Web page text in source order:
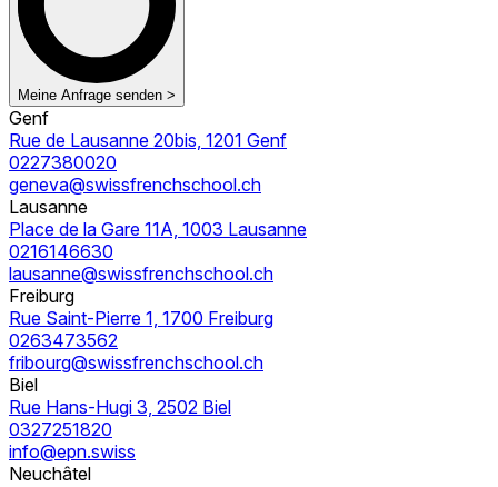
Meine Anfrage senden >
Genf
Rue de Lausanne 20bis, 1201 Genf
0227380020
geneva@swissfrenchschool.ch
Lausanne
Place de la Gare 11A, 1003 Lausanne
0216146630
lausanne@swissfrenchschool.ch
Freiburg
Rue Saint-Pierre 1, 1700 Freiburg
0263473562
fribourg@swissfrenchschool.ch
Biel
Rue Hans-Hugi 3, 2502 Biel
0327251820
info@epn.swiss
Neuchâtel